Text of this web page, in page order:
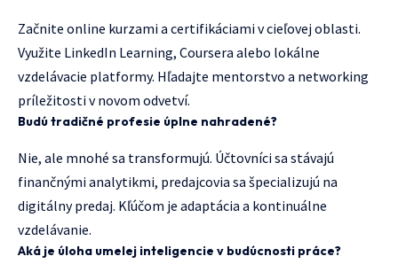
Začnite online kurzami a certifikáciami v cieľovej oblasti.
Využite LinkedIn Learning, Coursera alebo lokálne
vzdelávacie platformy. Hľadajte mentorstvo a networking
príležitosti v novom odvetví.
Budú tradičné profesie úplne nahradené?
Nie, ale mnohé sa transformujú. Účtovníci sa stávajú
finančnými analytikmi, predajcovia sa špecializujú na
digitálny predaj. Kľúčom je adaptácia a kontinuálne
vzdelávanie.
Aká je úloha umelej inteligencie v budúcnosti práce?